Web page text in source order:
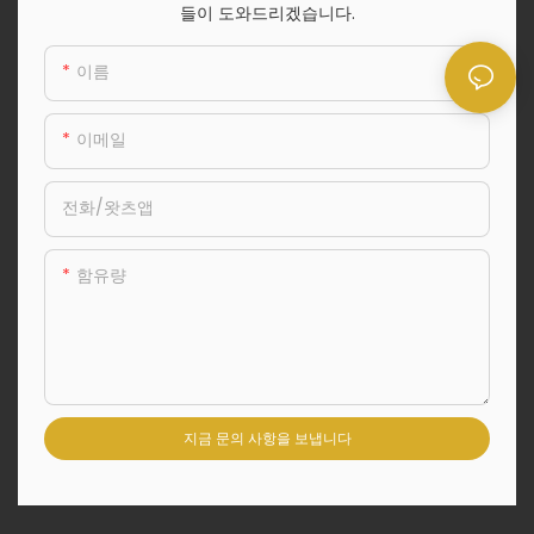
들이 도와드리겠습니다.
이름
이메일
전화/왓츠앱
함유량
지금 문의 사항을 보냅니다